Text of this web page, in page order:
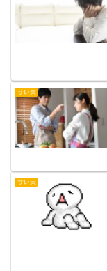
サレ夫
サレ夫